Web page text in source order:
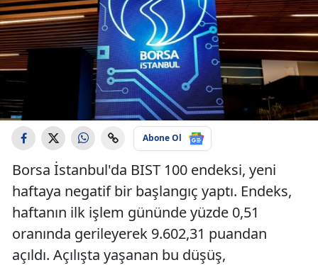
Abone Ol
Borsa İstanbul'da BIST 100 endeksi, yeni
haftaya negatif bir başlangıç yaptı. Endeks,
haftanın ilk işlem gününde yüzde 0,51
oranında gerileyerek 9.602,31 puandan
açıldı. Açılışta yaşanan bu düşüş,